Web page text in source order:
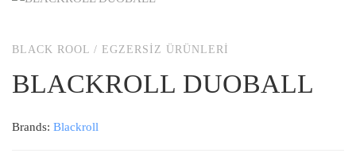
BLACK ROOL / EGZERSIZ ÜRÜNLERI
BLACKROLL DUOBALL
Brands: Blackroll